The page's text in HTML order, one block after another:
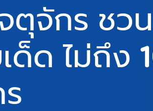
ตุจักร ชว
ด็ด ไม่ถึง